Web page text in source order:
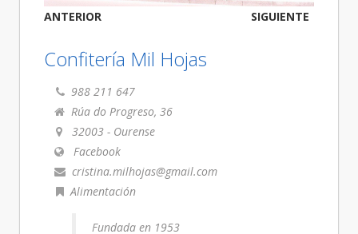
ANTERIOR SIGUIENTE
Confitería Mil Hojas
988 211 647
Rúa do Progreso, 36
32003 - Ourense
Facebook
cristina.milhojas@gmail.com
Alimentación
Fundada en 1953